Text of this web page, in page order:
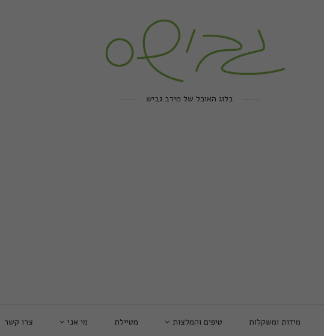
בלוג האוכל של מירב גביש
מידות ומשקלות טיפים והמלצות מטיילת מי אני צרו קשר